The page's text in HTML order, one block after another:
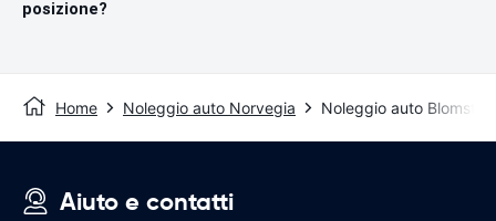
posizione?
Home Noleggio auto Norvegia Noleggio auto
Aiuto e contatti